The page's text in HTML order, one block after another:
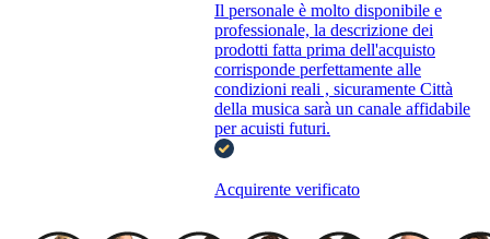
Il personale è molto disponibile e
professionale, la descrizione dei
prodotti fatta prima dell'acquisto
corrisponde perfettamente alle
condizioni reali , sicuramente Città
della musica sarà un canale affidabile
per acuisti futuri.
Acquirente verificato